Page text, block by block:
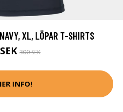
XL, LÖPAR T-SHIRTS
300 SEK
INFO!